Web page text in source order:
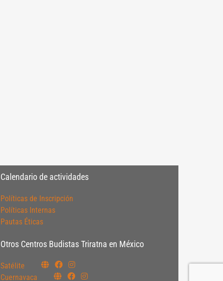
Calendario de actividades
Políticas de Inscripción
Políticas Internas
Pautas Éticas
Otros Centros Budistas Triratna en México
Satélite
Cuernavaca